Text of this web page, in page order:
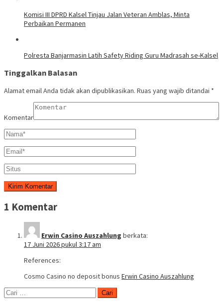
Komisi III DPRD Kalsel Tinjau Jalan Veteran Amblas, Minta
Perbaikan Permanen
Polresta Banjarmasin Latih Safety Riding Guru Madrasah se-Kalsel
Tinggalkan Balasan
Alamat email Anda tidak akan dipublikasikan. Ruas yang wajib ditandai *
Komentar
1 Komentar
Erwin Casino Auszahlung berkata:
17 Juni 2026 pukul 3:17 am
References:
Cosmo Casino no deposit bonus Erwin Casino Auszahlung
Cari
untuk: